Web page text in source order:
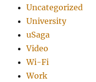
Uncategorized
University
uSaga
Video
Wi-Fi
Work